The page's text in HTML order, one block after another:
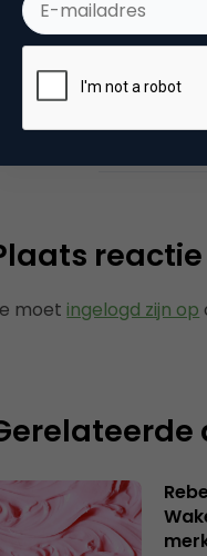
personal
Categorie
reactie
moet ingelogd zijn op